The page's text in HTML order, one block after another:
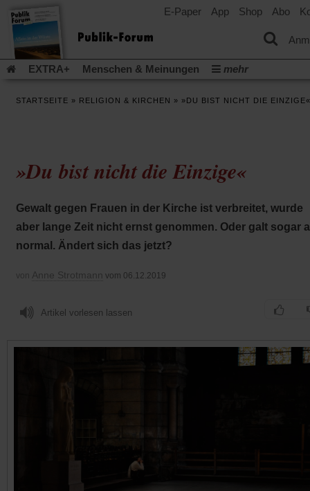
E-Paper App Shop Abo
EXTRA+ Menschen & Meinungen
mehr
Leserinitiative Publik-Forum e.V.
Die Erderwärmung
einem
neuen
Tab)
Gefährlicher Reichtum
einem
neuen
Tab)
Gleichberechtigung
Künstliche Intelligenz(Öffnet
einem
Was gibt
Krieg und Frieden(Öffnet
einem
Tab)
Gott neu denken Krieg in der Ukraine
Flucht und Migration
Video-Podcast »Veranstaltungen«
STARTSEITE » RELIGION & KIRCHEN » »DU BIST NICHT DIE EINZIGE«
»Du bist nicht die Einzige«
Gewalt gegen Frauen in der Kirche ist verbreitet, wurde
aber lange Zeit nicht ernst genommen. Oder galt sogar
normal. Ändert sich das jetzt?
von Anne Strotmann vom 06.12.2019
Artikel vorlesen lassen